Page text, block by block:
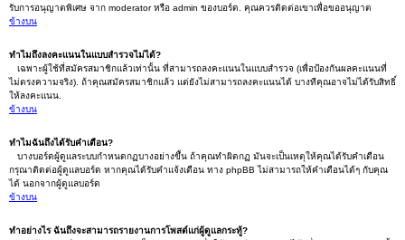
รับการอนุญาตพิเศษ จาก moderator หรือ admin ของบอร์ด. คุณควรติดต่อเขาเพื่อขออนุญาต
ข้างบน
ทำไมถึงลงคะแนนในแบบสำรวจไม่ได้?
เฉพาะผู้ใช้ที่สมัครสมาชิกแล้วเท่านั้น ที่สามารถลงคะแนนในแบบสำรวจ (เพื่อป้องกันผลคะแนนที่
ไม่ตรงความจริง). ถ้าคุณสมัครสมาชิกแล้ว แต่ยังไม่สามารถลงคะแนนได้ บางทีคุณอาจไม่ได้รับสิทธิ์
ให้ลงคะแนน.
ข้างบน
ทำไมฉันถึงได้รับคำเตือน?
บางบอร์ดผู้ดูแลระบบกำหนดกฏบางอย่างขึ้น ถ้าคุณทำผิดกฏ มันจะเป็นเหตุให้คุณได้รับคำเตือน
กรุณาติดต่อผู้ดูแลบอร์ด หากคุณได้รับคำแจ้งเตือน ทาง phpBB ไม่สามารถให้คำเตือนได้ๆ กับคุณ
ได้ นอกจากผู้ดูแลบอร์ด
ข้างบน
ทำอย่างไร ฉันถึงจะสามารถรายงานการโพสต์แก่ผู้ดูแลกระทู้?